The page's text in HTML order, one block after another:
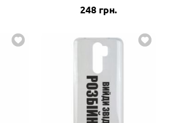
248 грн.